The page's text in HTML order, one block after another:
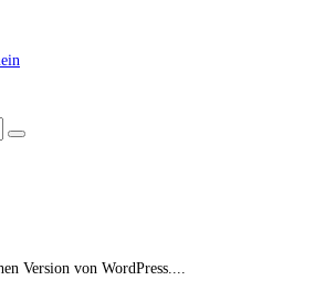
Version von WordPress....